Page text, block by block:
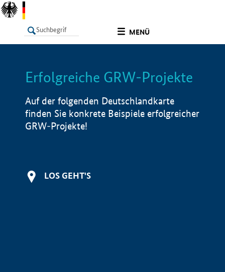
MENÜ
LISTE Info
Erfolgreiche GRW-Projekte
Auf der folgenden Deutschlandkarte
finden Sie konkrete Beispiele erfolgreicher
GRW-Projekte!
LOS GEHT'S